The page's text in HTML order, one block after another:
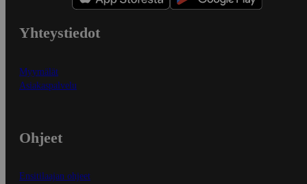
Yhteystiedot
Myymälät
Asiakaspalvelu
Ohjeet
Ensitilaajan ohjeet